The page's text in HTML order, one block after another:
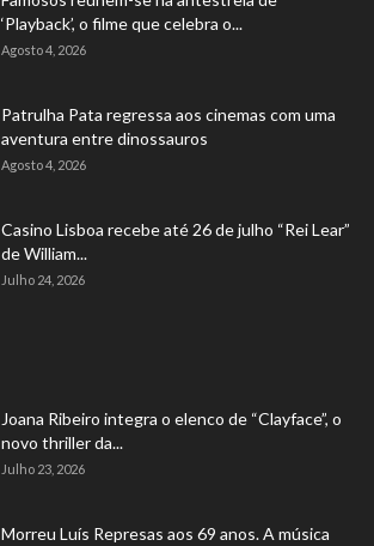
‘Playback’, o filme que celebra o...
Agosto 4, 2026
Patrulha Pata regressa aos cinemas com uma
aventura entre dinossauros
Agosto 4, 2026
Casino Lisboa recebe até 26 de julho “Rei Lear”
de William...
Julho 24, 2026
Joana Ribeiro integra o elenco de “Clayface”, o
novo thriller da...
Julho 23, 2026
Morreu Luís Represas aos 69 anos. A música